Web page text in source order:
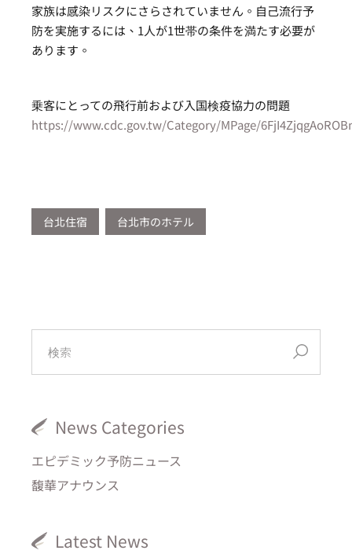
家族は感染リスクにさらされていません。自己流行予
防を実施するには、1人が1世帯の条件を満たす必要が
あります。
乗客にとっての飛行前および入国検疫協力の問題
https://www.cdc.gov.tw/Category/MPage/
台北住宿 台北市のホテル
News Categories
エピデミック予防ニュース
馥華アナウンス
Latest News